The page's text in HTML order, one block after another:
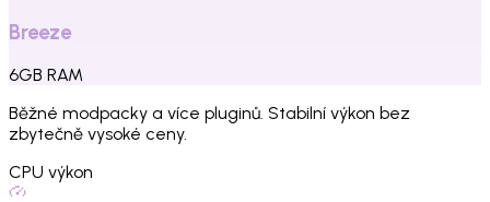
Breeze
6GB RAM
Běžné modpacky a více pluginů. Stabilní výkon bez
zbytečně vysoké ceny.
CPU výkon